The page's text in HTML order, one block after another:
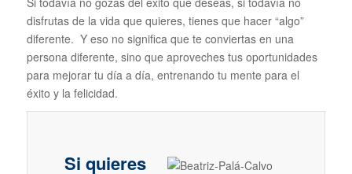
disfrutas de la vida que quieres, tienes que hacer “algo”
diferente. Y eso no significa que te conviertas en una
persona diferente, sino que aproveches tus oportunidades
para mejorar tu día a día, entrenando tu mente para el
éxito y la felicidad.
Si quieres